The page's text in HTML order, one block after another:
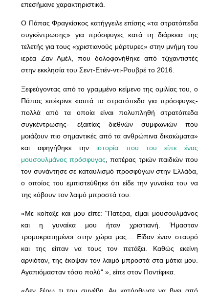
επεσήμανε χαρακτηριστικά.
Ο Πάπας Φραγκίσκος κατήγγειλε επίσης «τα στρατόπεδα
συγκέντρωσης» για πρόσφυγες κατά τη διάρκεια της
τελετής για τους «χριστιανούς μάρτυρες» στην μνήμη του
ιερέα Ζαν Αμέλ, που δολοφονήθηκε από τζιχαντιστές
στην εκκλησία του Σεντ-Ετιέν-ντι-Ρουβρέ το 2016.
Ξεφεύγοντας από το γραμμένο κείμενο της ομιλίας του, ο
Πάπας επέκρινε «αυτά τα στρατόπεδα για πρόσφυγες-
πολλά από τα οποία είναι πολυπληθή στρατόπεδα
συγκέντρωσης- εξαιτίας διεθνών συμφωνιών που
μοιάζουν πιο σημαντικές από τα ανθρώπινα δικαιώματα»
και αφηγήθηκε την ιστορία που του είπε ένας
μουσουλμάνος πρόσφυγας , πατέρας τριών παιδιών που
τον συνάντησε σε καταυλισμό προσφύγων στην Ελλάδα,
ο οποίος του εμπιστεύθηκε ότι είδε την γυναίκα του να
της κόβουν τον λαιμό μπροστά του.
«Με κοίταξε και μου είπε: "Πατέρα, είμαι μουσουλμάνος
και η γυναίκα μου ήταν χριστιανή. Ήμασταν
τρομοκρατημένοι στην χώρα μας… Είδαν έναν σταυρό
και της είπαν να τους τον πετάξει. Καθώς εκείνη
αρνιόταν, της έκοψαν τον λαιμό μπροστά στα μάτια μου.
Αγαπιόμασταν τόσο πολύ" », είπε στον Ποντίφικα.